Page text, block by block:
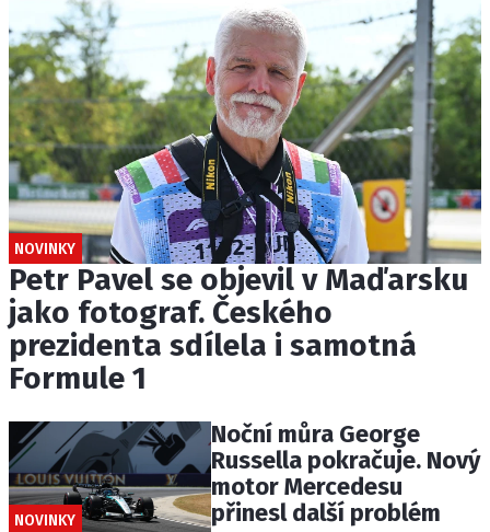
NOVINKY
Petr Pavel se objevil v Maďarsku
jako fotograf. Českého
prezidenta sdílela i samotná
Formule 1
NOVINKY
Noční můra George
Russella pokračuje. Nový
motor Mercedesu
přinesl další problém